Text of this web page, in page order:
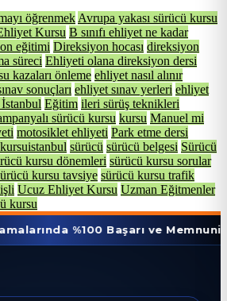
öğrenmek Avrupa yakası sürücü kursu
Kursu B sınıfı ehliyet ne kadar
eğitimi Direksiyon hocası direksiyon
süreci Ehliyeti olana direksiyon dersi
kazaları önleme ehliyet nasıl alınır
sonuçları ehliyet sınav yerleri ehliyet
Eğitim ileri sürüş teknikleri
sürücü kursu kursu Manuel mi
motosiklet ehliyeti Park etme dersi
sürücü sürücü belgesi Sürücü
kursu dönemleri sürücü kursu sorular
kursu tavsiye sürücü kursu trafik
Ucuz Ehliyet Kursu Uzman Eğitmenler
kursu
Başarı ve Memnuniyet Oranı